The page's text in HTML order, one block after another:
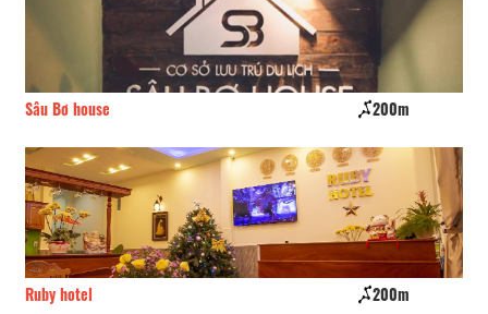
Sâu Bơ house 200m
Ruby hotel 200m